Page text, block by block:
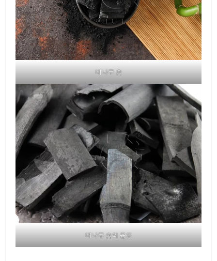
대나무 숯
대나무 숯의 용도